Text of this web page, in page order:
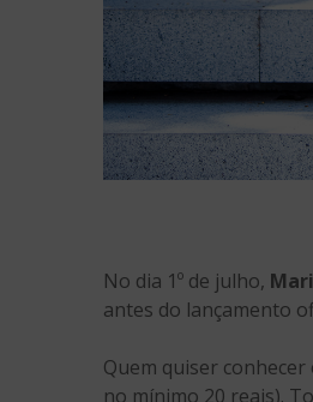
No dia 1º de julho,
antes do lançamento
Quem quiser
no mínimo 20 reais).